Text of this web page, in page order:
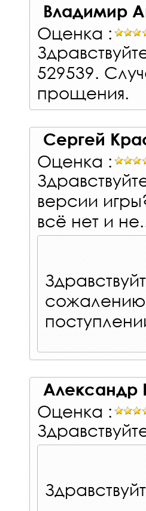
Владимир
Оценка :
529539.
прощения.
Сергей
Оценка :
версии
всё нет и не..
Александр
Оценка :